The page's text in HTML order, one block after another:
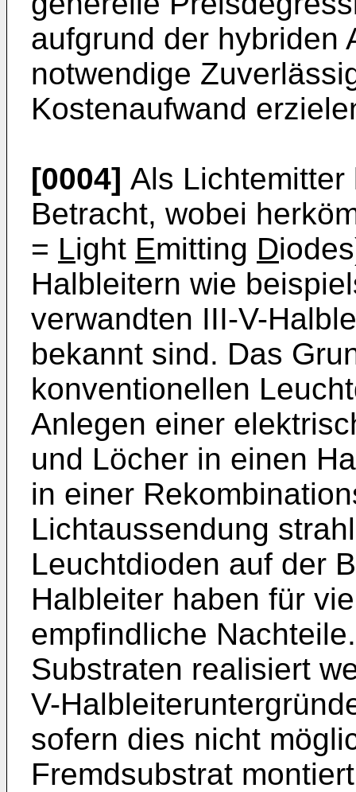
aufgrund der hybriden
notwendige
Kostenaufwand
[0004] Als
Betracht, wobei
= Light Emitting D
Halbleitern wie
verwandten III-V-
bekannt sind. Das
konventionellen
Anlegen einer
und Löcher in einen
in einer
Lichtaussendung
Leuchtdioden auf der
Halbleiter haben für
empfindliche
Substraten realisiert
V-
sofern dies nicht
Fremdsubstrat